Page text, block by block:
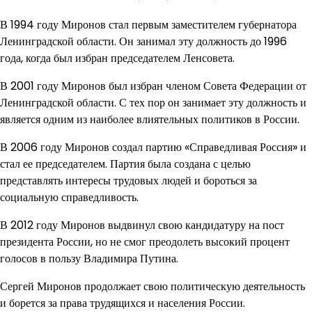
В 1994 году Миронов стал первым заместителем губернатора
Ленинградской области. Он занимал эту должность до 1996
года, когда был избран председателем Ленсовета.
В 2001 году Миронов был избран членом Совета Федерации от
Ленинградской области. С тех пор он занимает эту должность и
является одним из наиболее влиятельных политиков в России.
В 2006 году Миронов создал партию «Справедливая Россия» и
стал ее председателем. Партия была создана с целью
представлять интересы трудовых людей и бороться за
социальную справедливость.
В 2012 году Миронов выдвинул свою кандидатуру на пост
президента России, но не смог преодолеть высокий процент
голосов в пользу Владимира Путина.
Сергей Миронов продолжает свою политическую деятельность
и борется за права трудящихся и населения России.